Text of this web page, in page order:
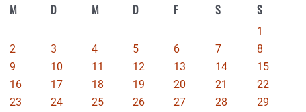
M D M D F S S
1
2
3 4 5 6 7
8
9
10 11 12 13 14
15
16
17 18 19 20 21
22
23
24 25 26 27 28
29